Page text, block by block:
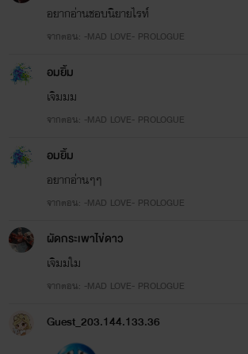
อยากอ่านชอบนิยายไรท์
จากตอน: -MAD LOVE- PROLOGUE
อมยิ้ม
เจิมมม
จากตอน: -MAD LOVE- PROLOGUE
อมยิ้ม
อยากอ่านๆๆ
จากตอน: -MAD LOVE- PROLOGUE
ผัดกระเพาไข่ดาว
เจิมมใม
จากตอน: -MAD LOVE- PROLOGUE
Guest_203.144.133.36